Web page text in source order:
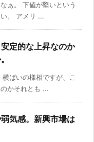
ぁ。 下値が堅いという
。 アメリ ...
定的な上昇なのか
ばいの様相ですが、こ
かそれとも ...
気感。新興市場は